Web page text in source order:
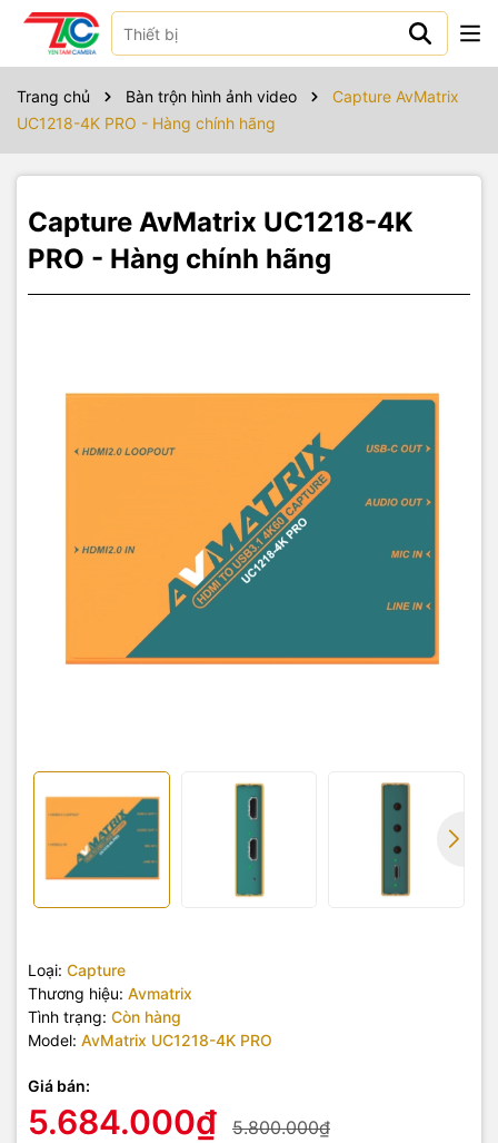
Trang chủ Bàn trộn hình ảnh video
Capture AvMatrix
UC1218-4K PRO - Hàng chính hãng
Capture AvMatrix UC1218-4K
PRO - Hàng chính hãng
Loại: Capture
Thương hiệu: Avmatrix
Tình trạng: Còn hàng
Model: AvMatrix UC1218-4K PRO
Giá bán:
5.684.000₫ 5.800.000₫
Sản phẩm bao gồm